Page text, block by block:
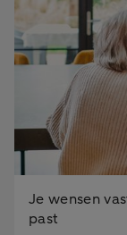
Je wensen
past